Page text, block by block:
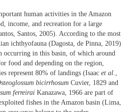
human activities in the Amazon
income, and recreation for a large
Santos, 2005). According to the most
ichthyofauna (Dagosta, de Pinna, 2019)
occurring in this basin, of which around
food and depending on the region,
represent 80% of landings (Isaac et al
bicirrhosum Cuvier, 1829 and
ferreirai Kanazawa, 1966 are part of
fishes in the Amazon basin (Lima,